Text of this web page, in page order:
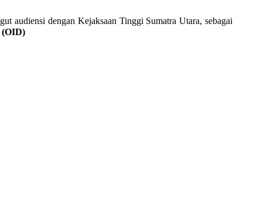
audiensi dengan Kejaksaan Tinggi Sumatra Utara, sebagai
(OID)